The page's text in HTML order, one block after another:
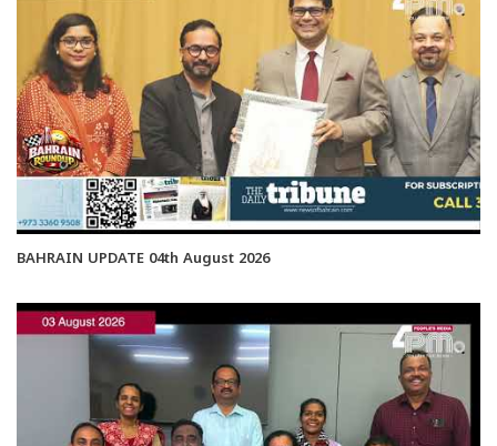
BAHRAIN UPDATE 04th August 2026